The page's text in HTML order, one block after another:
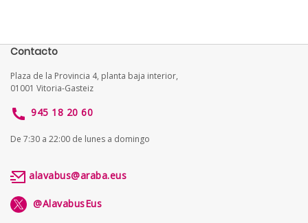
Contacto
Plaza de la Provincia 4, planta baja interior,
01001 Vitoria-Gasteiz
945 18 20 60
De 7:30 a 22:00 de lunes a domingo
alavabus@araba.eus
@AlavabusEus